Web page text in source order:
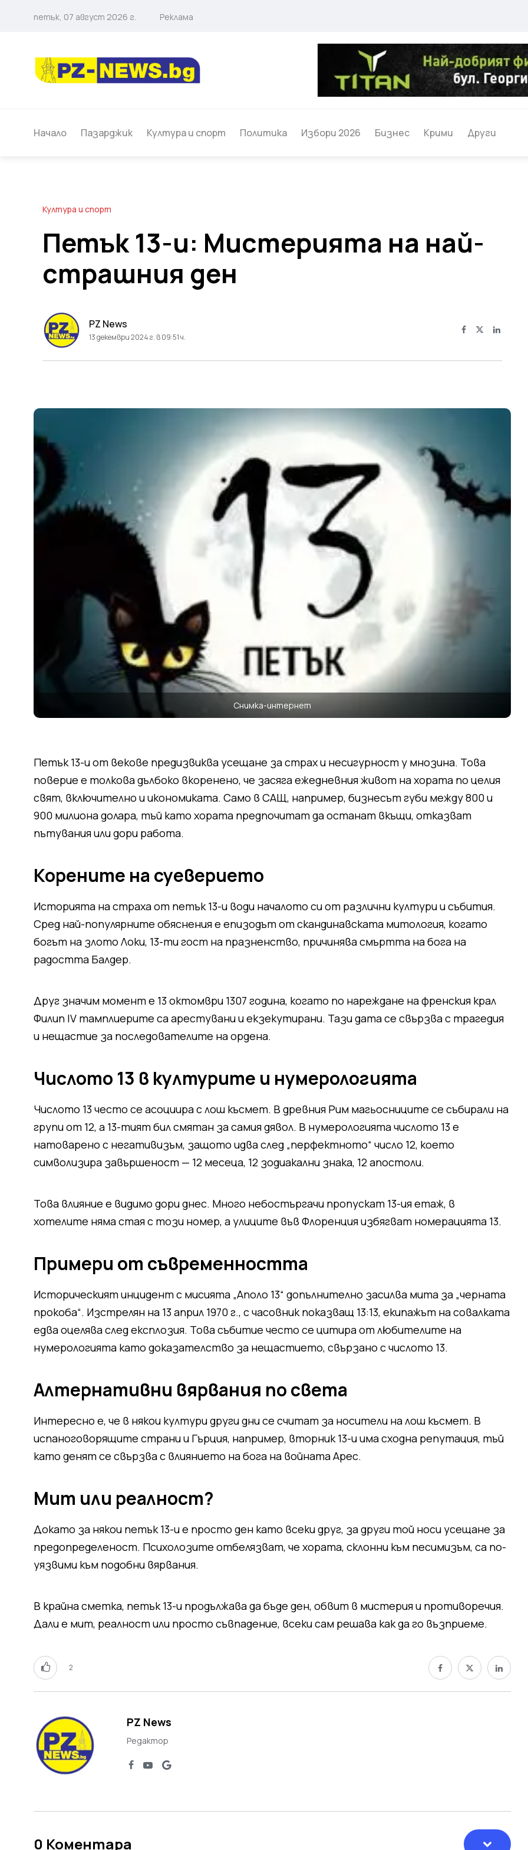
петък, 07 август 2026 г. Реклама
Начало Пазарджик Култура и спорт Политика Избори 2026 Бизнес Крими Други
Култура и спорт
Петък 13-и: Мистерията на най-
страшния ден
PZ News
13 декември 2024 г. в 09:51 ч.
Снимка-интернет
Петък 13-и от векове предизвиква усещане за страх и несигурност у мнозина. Това
поверие е толкова дълбоко вкоренено, че засяга ежедневния живот на хората по целия
свят, включително и икономиката. Само в САЩ, например, бизнесът губи между 800 и
900 милиона долара, тъй като хората предпочитат да останат вкъщи, отказват
пътувания или дори работа.
Корените на суеверието
Историята на страха от петък 13-и води началото си от различни култури и събития.
Сред най-популярните обяснения е епизодът от скандинавската митология, когато
богът на злото Локи, 13-ти гост на празненство, причинява смъртта на бога на
радостта Балдер.
Друг значим момент е 13 октомври 1307 година, когато по нареждане на френския крал
Филип IV тамплиерите са арестувани и екзекутирани. Тази дата се свързва с трагедия
и нещастие за последователите на ордена.
Числото 13 в културите и нумерологията
Числото 13 често се асоциира с лош късмет. В древния Рим магьосниците се събирали на
групи от 12, а 13-тият бил смятан за самия дявол. В нумерологията числото 13 е
натоварено с негативизъм, защото идва след „перфектното“ число 12, което
символизира завършеност — 12 месеца, 12 зодиакални знака, 12 апостоли.
Това влияние е видимо дори днес. Много небостъргачи пропускат 13-ия етаж, в
хотелите няма стая с този номер, а улиците във Флоренция избягват номерацията 13.
Примери от съвременността
Историческият инцидент с мисията „Аполо 13“ допълнително засилва мита за „черната
прокоба“. Изстрелян на 13 април 1970 г., с часовник показващ 13:13, екипажът на совалката
едва оцелява след експлозия. Това събитие често се цитира от любителите на
нумерологията като доказателство за нещастието, свързано с числото 13.
Алтернативни вярвания по света
Интересно е, че в някои култури други дни се считат за носители на лош късмет. В
испаноговорящите страни и Гърция, например, вторник 13-и има сходна репутация, тъй
като денят се свързва с влиянието на бога на войната Арес.
Мит или реалност?
Докато за някои петък 13-и е просто ден като всеки друг, за други той носи усещане за
предопределеност. Психолозите отбелязват, че хората, склонни към песимизъм, са по-
уязвими към подобни вярвания.
В крайна сметка, петък 13-и продължава да бъде ден, обвит в мистерия и противоречия.
Дали е мит, реалност или просто съвпадение, всеки сам решава как да го възприеме.
2
PZ News
Редактор
0 Коментара